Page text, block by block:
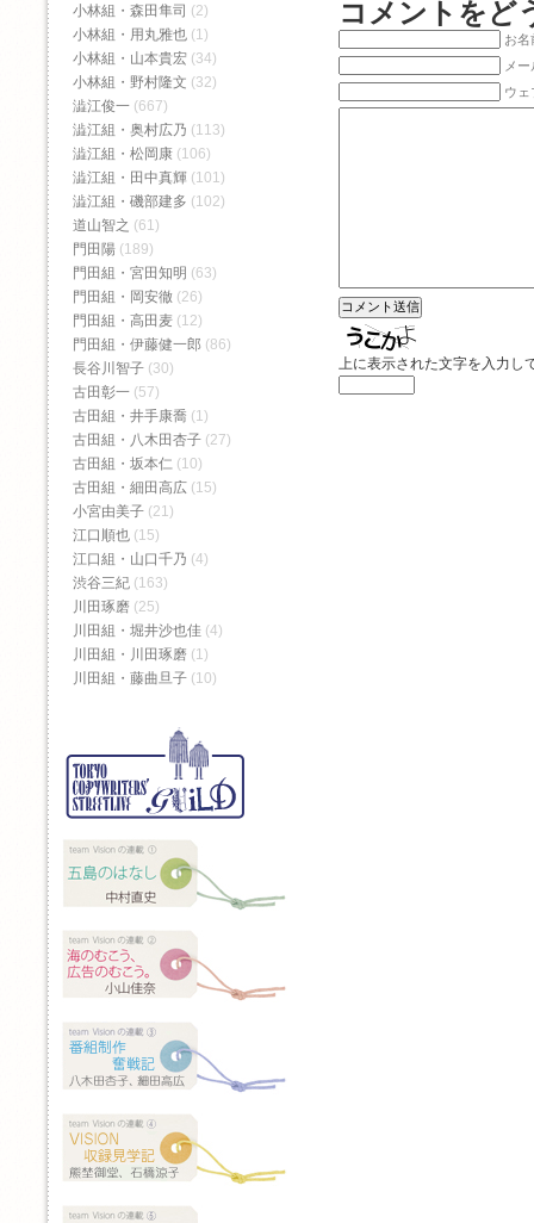
コメントをど
お名
メ
ウェ
上に表示された文字を入力し
小林組・森田隼司 (2)
小林組・用丸雅也 (1)
小林組・山本貴宏 (34)
小林組・野村隆文 (32)
澁江俊一 (667)
澁江組・奥村広乃 (113)
澁江組・松岡康 (106)
澁江組・田中真輝 (101)
澁江組・磯部建多 (102)
道山智之 (61)
門田陽 (189)
門田組・宮田知明 (63)
門田組・岡安徹 (26)
門田組・高田麦 (12)
門田組・伊藤健一郎 (86)
長谷川智子 (30)
古田彰一 (57)
古田組・井手康喬 (1)
古田組・八木田杏子 (27)
古田組・坂本仁 (10)
古田組・細田高広 (15)
小宮由美子 (21)
江口順也 (15)
江口組・山口千乃 (4)
渋谷三紀 (163)
川田琢磨 (25)
川田組・堀井沙也佳 (4)
川田組・川田琢磨 (1)
川田組・藤曲旦子 (10)